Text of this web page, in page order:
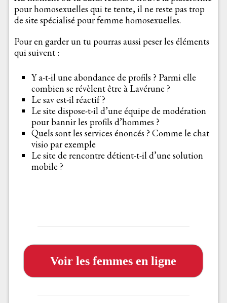
pour homosexuelles qui te tente, il ne reste pas trop
de site spécialisé pour femme homosexuelles.
Pour en garder un tu pourras aussi peser les éléments
qui suivent :
Y a-t-il une abondance de profils ? Parmi elle
combien se révèlent être à Lavérune ?
Le sav est-il réactif ?
Le site dispose-t-il d’une équipe de modération
pour bannir les profils d’hommes ?
Quels sont les services énoncés ? Comme le chat
visio par exemple
Le site de rencontre détient-t-il d’une solution
mobile ?
Voir les femmes en ligne